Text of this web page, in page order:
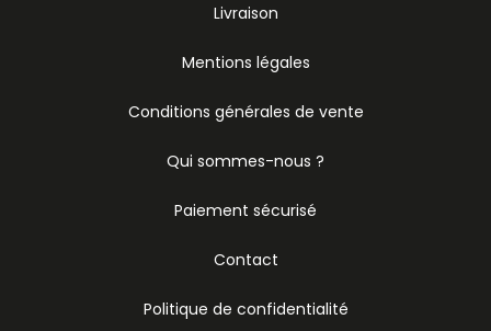
Livraison
Mentions légales
Conditions générales de vente
Qui sommes-nous ?
Paiement sécurisé
Contact
Politique de confidentialité